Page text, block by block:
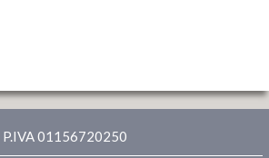
P.IVA 01156720250